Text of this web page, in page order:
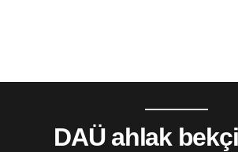
DAÜ ahlak